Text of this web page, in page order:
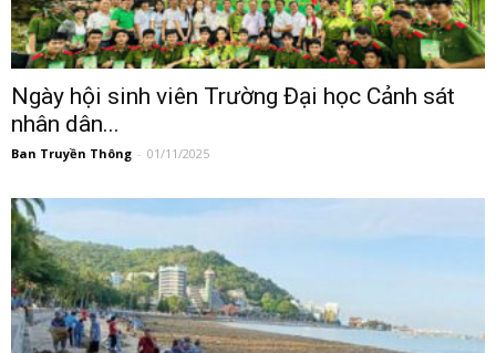
Ngày hội sinh viên Trường Đại học Cảnh sát
nhân dân...
Ban Truyền Thông - 01/11/2025